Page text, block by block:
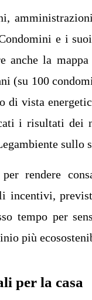
e i
anche la
(su 100
di vista
i risultati dei
sullo
rendere
incentivi,
tempo per
più
per la casa